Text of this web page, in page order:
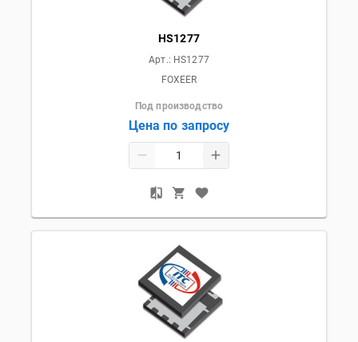
HS1277
Арт.: HS1277
FOXEER
Под производство
Цена по запросу